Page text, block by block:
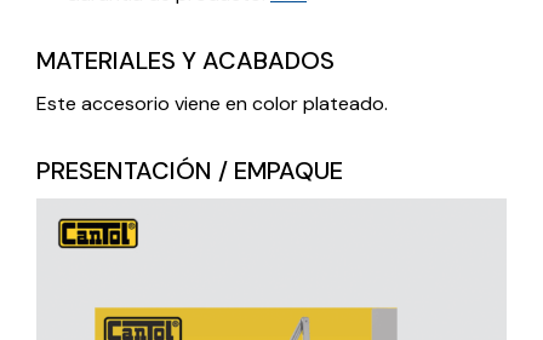
MATERIALES Y ACABADOS
Este accesorio viene en color plateado.
PRESENTACIÓN / EMPAQUE